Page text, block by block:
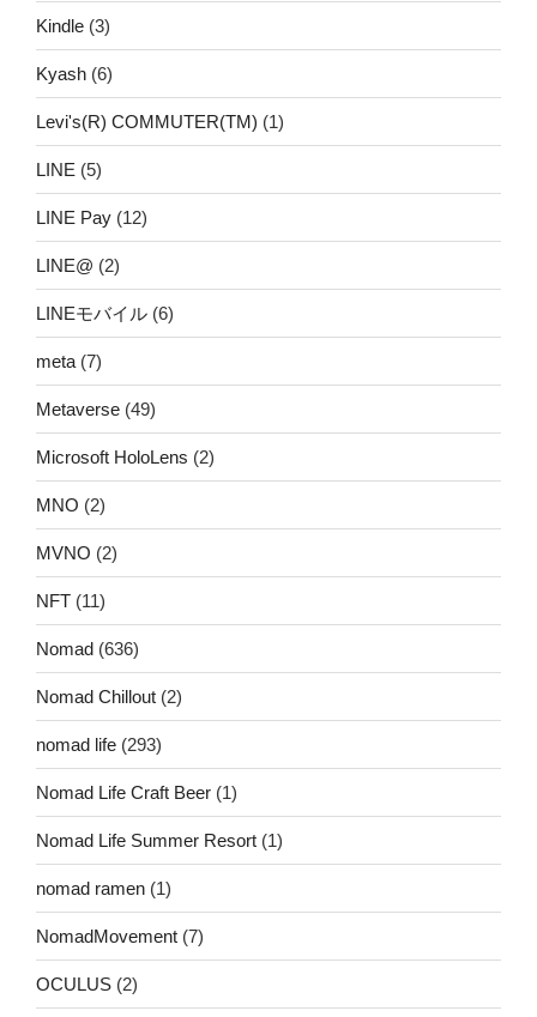
Kindle (3)
Kyash (6)
Levi's(R) COMMUTER(TM) (1)
LINE (5)
LINE Pay (12)
LINE@ (2)
LINEモバイル (6)
meta (7)
Metaverse (49)
Microsoft HoloLens (2)
MNO (2)
MVNO (2)
NFT (11)
Nomad (636)
Nomad Chillout (2)
nomad life (293)
Nomad Life Craft Beer (1)
Nomad Life Summer Resort (1)
nomad ramen (1)
NomadMovement (7)
OCULUS (2)